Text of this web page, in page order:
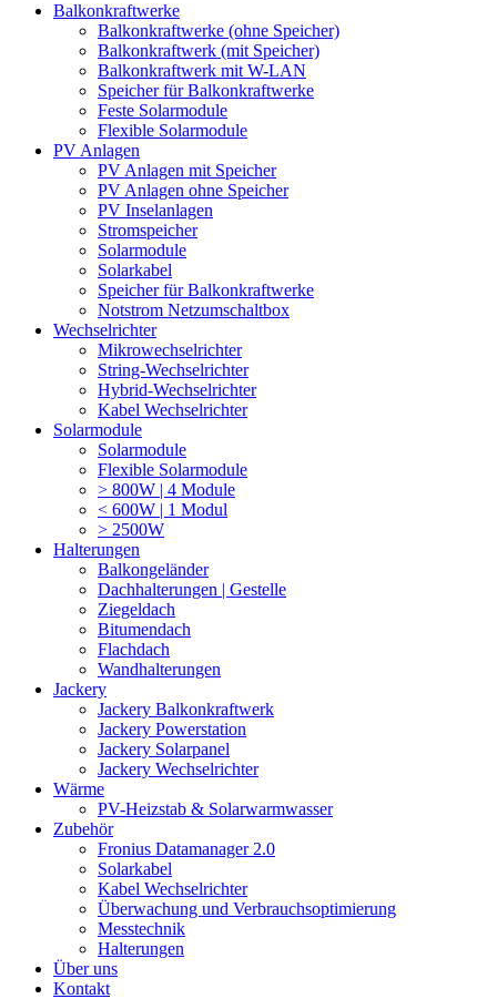
Balkonkraftwerke
Balkonkraftwerke (ohne Speicher)
Balkonkraftwerk (mit Speicher)
Balkonkraftwerk mit W-LAN
Speicher für Balkonkraftwerke
Feste Solarmodule
Flexible Solarmodule
PV Anlagen
PV Anlagen mit Speicher
PV Anlagen ohne Speicher
PV Inselanlagen
Stromspeicher
Solarmodule
Solarkabel
Speicher für Balkonkraftwerke
Notstrom Netzumschaltbox
Wechselrichter
Mikrowechselrichter
String-Wechselrichter
Hybrid-Wechselrichter
Kabel Wechselrichter
Solarmodule
Solarmodule
Flexible Solarmodule
> 800W | 4 Module
< 600W | 1 Modul
> 2500W
Halterungen
Balkongeländer
Dachhalterungen | Gestelle
Ziegeldach
Bitumendach
Flachdach
Wandhalterungen
Jackery
Jackery Balkonkraftwerk
Jackery Powerstation
Jackery Solarpanel
Jackery Wechselrichter
Wärme
PV-Heizstab & Solarwarmwasser
Zubehör
Fronius Datamanager 2.0
Solarkabel
Kabel Wechselrichter
Überwachung und Verbrauchsoptimierung
Messtechnik
Halterungen
Über uns
Kontakt